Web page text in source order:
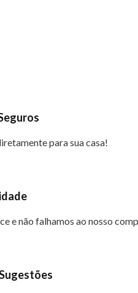
para sua casa!
e não falhamos ao nosso